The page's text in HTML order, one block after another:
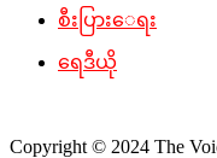
စီးပြားေရး
ရေဒီယို
Copyright © 2024 The